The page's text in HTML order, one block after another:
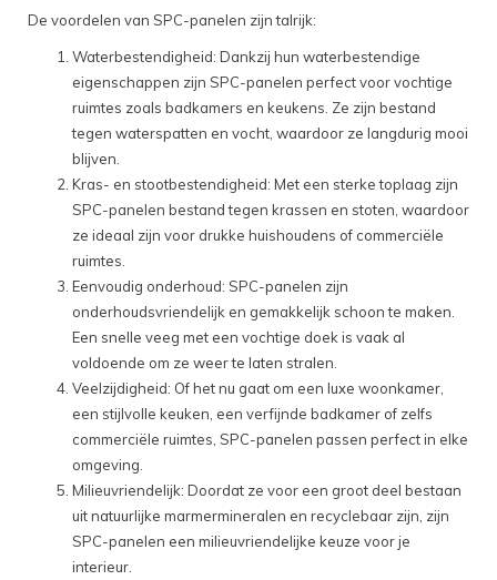
De voordelen van SPC-panelen zijn talrijk:
Waterbestendigheid: Dankzij hun waterbestendige
eigenschappen zijn SPC-panelen perfect voor vochtige
ruimtes zoals badkamers en keukens. Ze zijn bestand
tegen waterspatten en vocht, waardoor ze langdurig mooi
blijven.
Kras- en stootbestendigheid: Met een sterke toplaag zijn
SPC-panelen bestand tegen krassen en stoten, waardoor
ze ideaal zijn voor drukke huishoudens of commerciële
ruimtes.
Eenvoudig onderhoud: SPC-panelen zijn
onderhoudsvriendelijk en gemakkelijk schoon te maken.
Een snelle veeg met een vochtige doek is vaak al
voldoende om ze weer te laten stralen.
Veelzijdigheid: Of het nu gaat om een luxe woonkamer,
een stijlvolle keuken, een verfijnde badkamer of zelfs
commerciële ruimtes, SPC-panelen passen perfect in elke
omgeving.
Milieuvriendelijk: Doordat ze voor een groot deel bestaan
uit natuurlijke marmermineralen en recyclebaar zijn, zijn
SPC-panelen een milieuvriendelijke keuze voor je
interieur.